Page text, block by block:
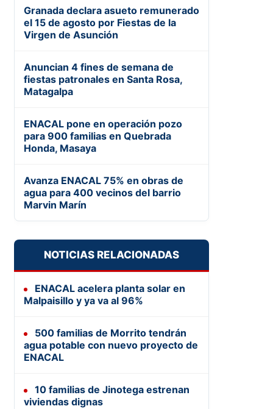
Granada declara asueto remunerado
el 15 de agosto por Fiestas de la
Virgen de Asunción
Anuncian 4 fines de semana de
fiestas patronales en Santa Rosa,
Matagalpa
ENACAL pone en operación pozo
para 900 familias en Quebrada
Honda, Masaya
Avanza ENACAL 75% en obras de
agua para 400 vecinos del barrio
Marvin Marín
NOTICIAS RELACIONADAS
ENACAL acelera planta solar en
Malpaisillo y ya va al 96%
500 familias de Morrito tendrán
agua potable con nuevo proyecto de
ENACAL
10 familias de Jinotega estrenan
viviendas dignas